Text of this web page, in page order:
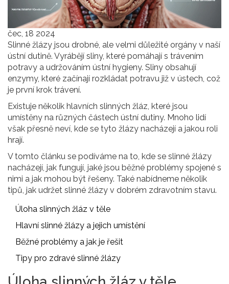
čec, 18 2024
Slinné žlázy jsou drobné, ale velmi důležité orgány v naší
ústní dutině. Vyrábějí sliny, které pomáhají s trávením
potravy a udržováním ústní hygieny. Sliny obsahují
enzymy, které začínají rozkládat potravu již v ústech, což
je první krok trávení.
Existuje několik hlavních slinných žláz, které jsou
umístěny na různých částech ústní dutiny. Mnoho lidí
však přesně neví, kde se tyto žlázy nacházejí a jakou roli
hrají.
V tomto článku se podíváme na to, kde se slinné žlázy
nacházejí, jak fungují, jaké jsou běžné problémy spojené s
nimi a jak mohou být řešeny. Také nabídneme několik
tipů, jak udržet slinné žlázy v dobrém zdravotním stavu.
Úloha slinných žláz v těle
Hlavní slinné žlázy a jejich umístění
Běžné problémy a jak je řešit
Tipy pro zdravé slinné žlázy